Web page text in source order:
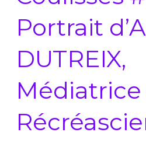
Portrait
DUTREIX,